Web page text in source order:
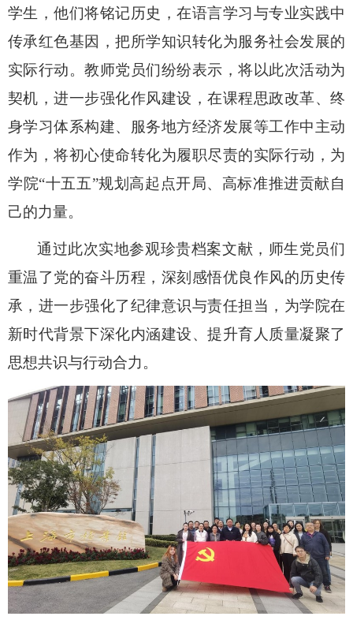
学生，他们将铭记历史，在语言学习与专业实践中
传承红色基因，把所学知识转化为服务社会发展的
实际行动。教师党员们纷纷表示，将以此次活动为
契机，进一步强化作风建设，在课程思政改革、终
身学习体系构建、服务地方经济发展等工作中主动
作为，将初心使命转化为履职尽责的实际行动，为
学院“十五五”规划高起点开局、高标准推进贡献自
己的力量。
通过此次实地参观珍贵档案文献，师生党员们
重温了党的奋斗历程，深刻感悟优良作风的历史传
承，进一步强化了纪律意识与责任担当，为学院在
新时代背景下深化内涵建设、提升育人质量凝聚了
思想共识与行动合力。